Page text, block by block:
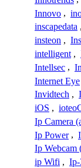
Innovo ,
inscapedata ,
insteon ,
intelligent ,
Intellsec ,
Internet Eye
Invidtech ,
iOS ,
Ip Camera
Ip Power ,
Ip Webcam
ip Wifi ,